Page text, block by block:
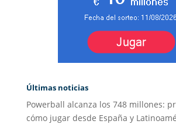
Últimas noticias
Powerball alcanza los 748 millones:
cómo jugar desde España y